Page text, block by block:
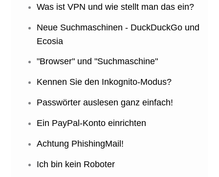
Was ist VPN und wie stellt man das ein?
Neue Suchmaschinen - DuckDuckGo und
Ecosia
"Browser" und "Suchmaschine"
Kennen Sie den Inkognito-Modus?
Passwörter auslesen ganz einfach!
Ein PayPal-Konto einrichten
Achtung PhishingMail!
Ich bin kein Roboter